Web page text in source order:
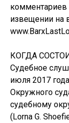
извещении на
КОГДА
Судебное
июля 2017
Окружного
судебному
(Lorna G.